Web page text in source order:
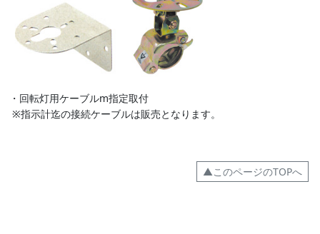
・回転灯用ケーブルm指定取付
※指示計迄の接続ケーブルは販売となります。
▲このページのTOPへ